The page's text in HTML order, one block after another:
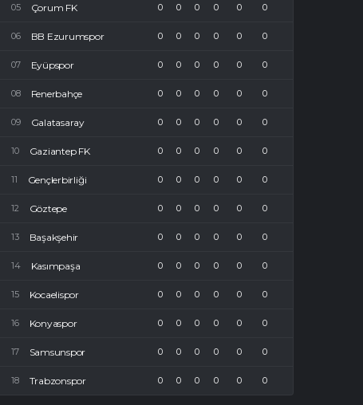
Çorum FK 0 0 0 0 0 0
BB Ezurumspor 0 0 0 0 0 0
Eyüpspor 0 0 0 0 0 0
Fenerbahçe 0 0 0 0 0 0
Galatasaray 0 0 0 0 0 0
Gaziantep FK 0 0 0 0 0 0
Gençlerbirliği 0 0 0 0 0 0
Göztepe 0 0 0 0 0 0
Başakşehir 0 0 0 0 0 0
Kasımpaşa 0 0 0 0 0 0
Kocaelispor 0 0 0 0 0 0
Konyaspor 0 0 0 0 0 0
Samsunspor 0 0 0 0 0 0
Trabzonspor 0 0 0 0 0 0